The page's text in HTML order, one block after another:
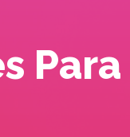
Para